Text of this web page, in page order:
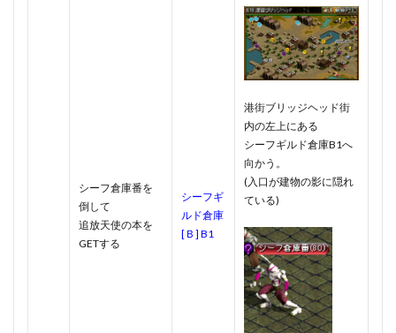
シーフ倉庫番を
倒して
追放天使の本を
GETする
シーフギ
ルド倉庫
[Ｂ] B1
港街ブリッジヘッド街
内の左上にある
シーフギルド倉庫B1へ
向かう。
(入口が建物の影に隠れ
ている)